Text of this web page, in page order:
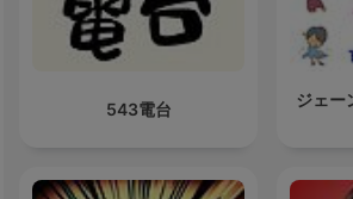
543電台
ジェ